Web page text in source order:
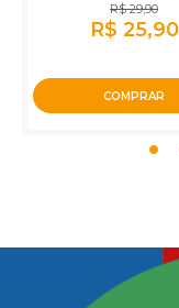
R$ 29,90
R$ 25,90
COMPRAR